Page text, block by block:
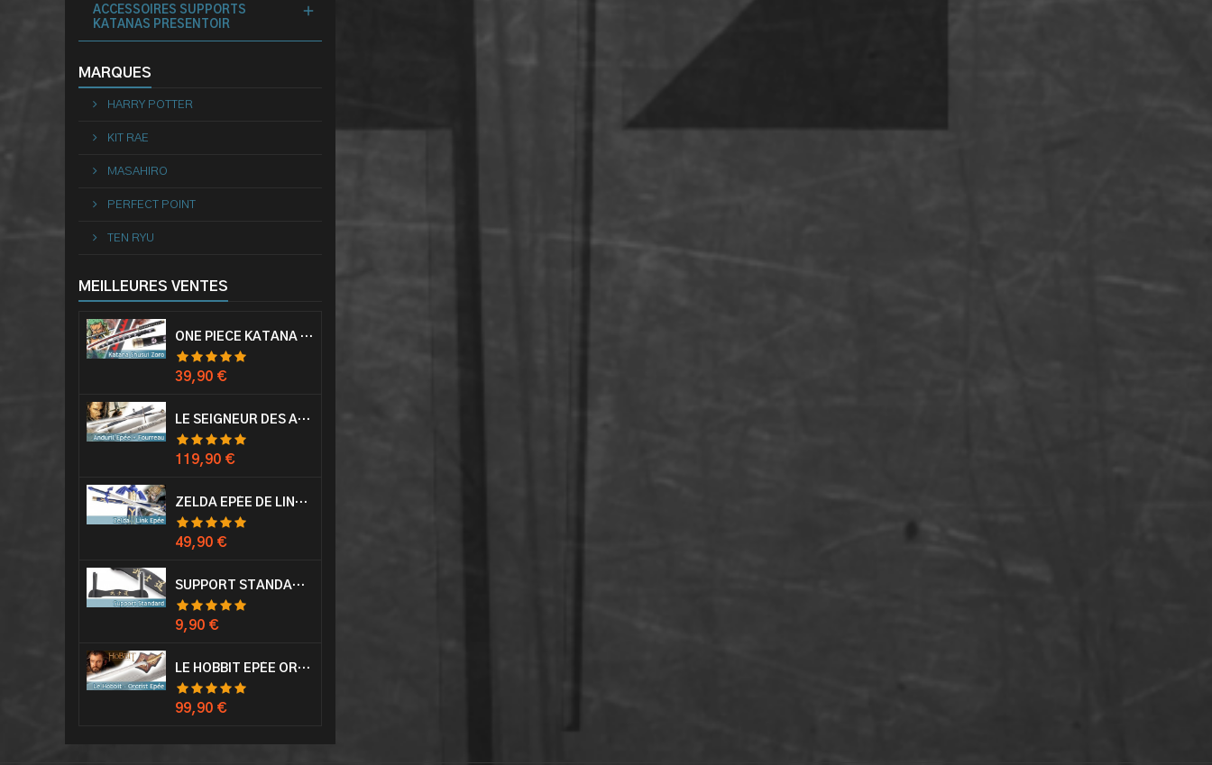
ACCESSOIRES SUPPORTS
KATANAS PRESENTOIR
MARQUES
HARRY POTTER
KIT RAE
MASAHIRO
PERFECT POINT
TEN RYU
MEILLEURES VENTES
ONE PIECE KATANA ZORO RORONOA SHUSUI EPÉE SABRE ACIER
Prix
39,90 €
LE SEIGNEUR DES ANNEAUX EPÉE ANDURIL ARAGORN
Prix
119,90 €
ZELDA EPÉE DE LINK AVEC FOURREAU MASTER SWORD EPEE
Prix
49,90 €
SUPPORT STANDARD KATANA EPÉE
Prix
9,90 €
LE HOBBIT EPÉE ORCRIST EPÉE DE THORIN SABRE + PLAQUE MURALE EN BOIS
Prix
99,90 €